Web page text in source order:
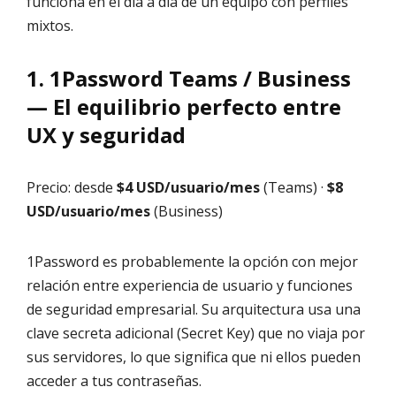
mixtos.
1. 1Password Teams / Business
— El equilibrio perfecto entre
UX y seguridad
Precio: desde $4 USD/usuario/mes(Teams) · $8
USD/usuario/mes(Business)
1Password es probablemente la opción con mejor
relación entre experiencia de usuario y funciones
de seguridad empresarial. Su arquitectura usa una
clave secreta adicional (Secret Key) que no viaja por
sus servidores, lo que significa que ni ellos pueden
acceder a tus contraseñas.